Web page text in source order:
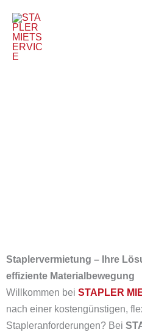
Inhalt
springen
Staplervermietung – Ihre
effiziente Materialbewegung
Willkommen bei STAPLER
nach einer kostengünstigen,
Stapleranforderungen? Bei